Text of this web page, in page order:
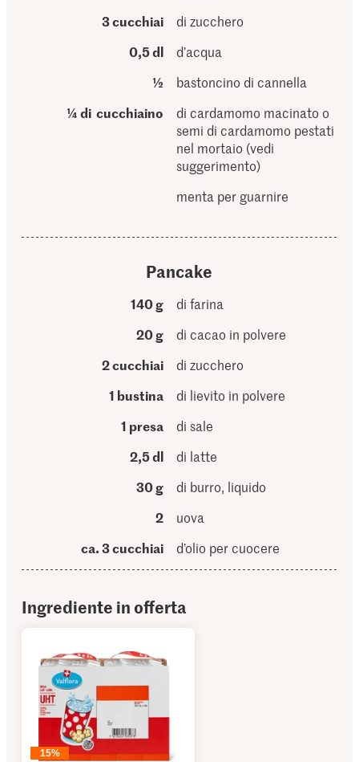
3 cucchiai
di zucchero
0,5 dl
d’acqua
½
bastoncino di cannella
¼ di cucchiaino
di cardamomo macinato o
semi di cardamomo pestati
nel mortaio (vedi
suggerimento)
menta per guarnire
Pancake
140 g
di farina
20 g
di cacao in polvere
2 cucchiai
di zucchero
1 bustina
di lievito in polvere
1 presa
di sale
2,5 dl
di latte
30 g
di burro, liquido
2
uova
ca. 3 cucchiai
d’olio per cuocere
Ingrediente in offerta
15%